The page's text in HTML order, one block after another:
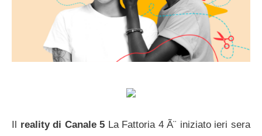
reality di Canale 5 La Fattoria 4 Ã¨ iniziato ieri sera